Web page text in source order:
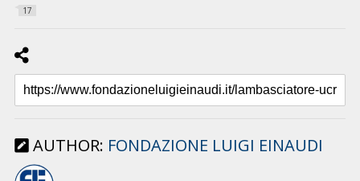
17
AUTHOR: FONDAZIONE LUIGI EINAUDI